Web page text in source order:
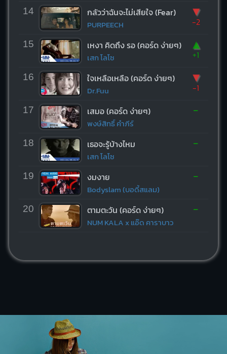
14 กลัวว่าฉันจะไม่เสียใจ (Fear)
PURPEECH
▼
-2
15 เหงา คิดถึง รอ (คอร์ด ง่ายๆ)
เสก โลโซ
▲
+1
16 ใจเหลือเหลือ (คอร์ด ง่ายๆ)
Dr.Fuu
▼
-1
17 เสมอ (คอร์ด ง่ายๆ)
พงษ์สิทธิ์ คำภีร์
-
18 เธอจะรู้บ้างไหม
เสก โลโซ
-
19 งมงาย
Bodyslam (บอดี้สแลม)
-
20 ตามตะวัน (คอร์ด ง่ายๆ)
NUM KALA x แอ๊ด คาราบาว
-